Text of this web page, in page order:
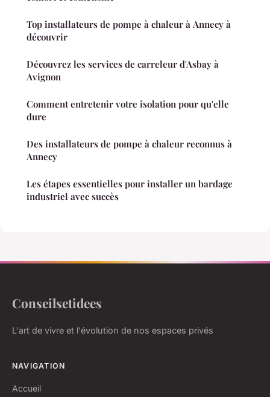
Top installateurs de pompe à chaleur à Annecy à
découvrir
Découvrez les services de carreleur d'Asbay à
Avignon
Comment entretenir votre isolation pour qu'elle
dure
Des installateurs de pompe à chaleur reconnus à
Annecy
Les étapes essentielles pour installer un bardage
industriel avec succès
Conseilsetidees
L'art de vivre et l'évolution de nos espaces privés
NAVIGATION
Accueil